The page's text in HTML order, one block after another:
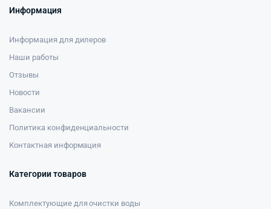
Информация
Информация для дилеров
Наши работы
Отзывы
Новости
Вакансии
Политика конфиденциальности
Контактная информация
Категории товаров
Комплектующие для очистки воды